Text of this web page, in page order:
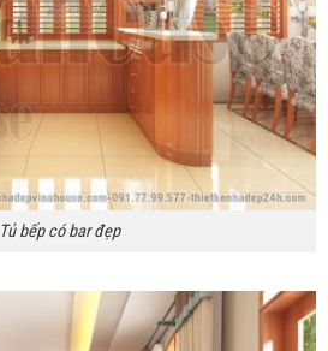
Tủ bếp có bar đẹp